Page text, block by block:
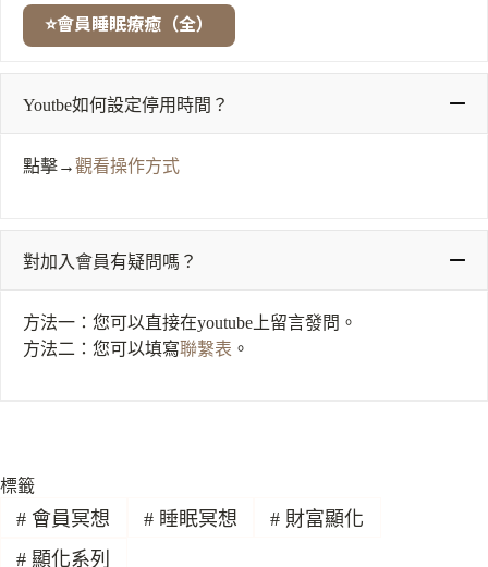
⭐會員睡眠療癒（全）
Youtbe如何設定停用時間？
點擊→觀看操作方式
對加入會員有疑問嗎？
方法一：您可以直接在youtube上留言發問。
方法二：您可以填寫聯繫表 。
標籤
# 會員冥想 #睡眠冥想 # 財富顯化
# 顯化系列